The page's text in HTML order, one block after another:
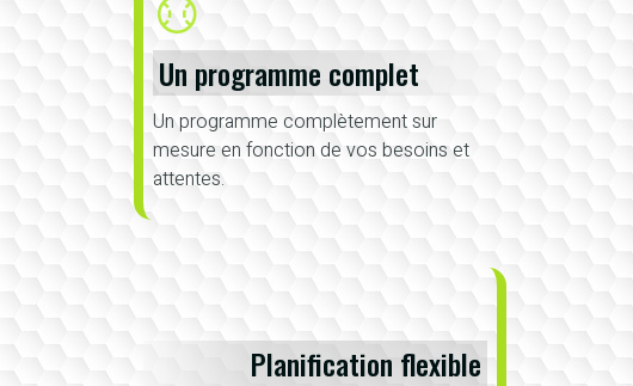
Un programme complet
Un programme complètement sur
mesure en fonction de vos besoins et
attentes.
Planification flexible